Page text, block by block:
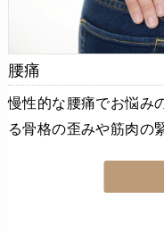
腰痛
慢性的な腰痛でお悩み
る骨格の歪みや筋肉の